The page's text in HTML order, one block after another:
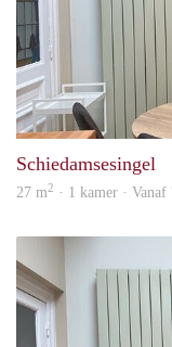
Schiedamsesingel
27 m2 · 1 kamer ·